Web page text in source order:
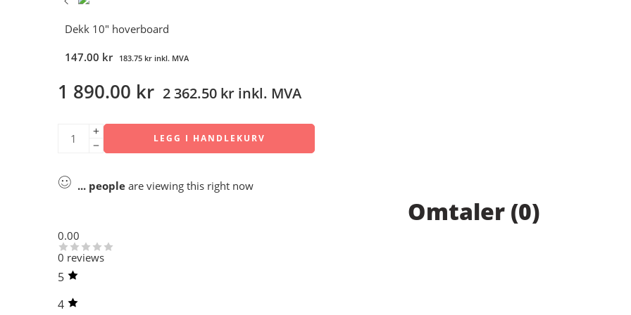
Dekk 10" hoverboard
147.00 kr 183.75 kr inkl. MVA
1 890.00 kr 2 362.50 kr inkl. MVA
LEGG I HANDLEKURV
... people are viewing this right now
Omtaler (0)
0.00
0 reviews
5
4